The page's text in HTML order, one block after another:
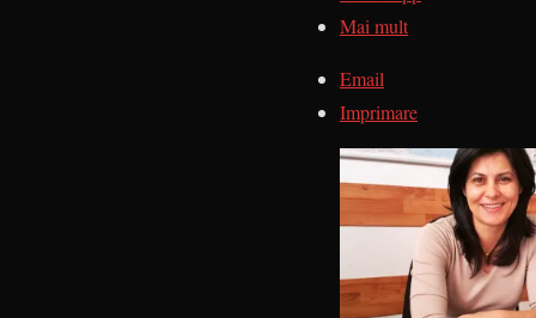
Mai mult
Email
Imprimare